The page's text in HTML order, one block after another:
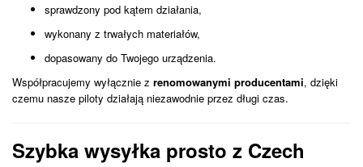
sprawdzony pod kątem działania,
wykonany z trwałych materiałów,
dopasowany do Twojego urządzenia.
Współpracujemy wyłącznie z renomowanymi producentami, dzięki
czemu nasze piloty działają niezawodnie przez długi czas.
Szybka wysyłka prosto z Czech